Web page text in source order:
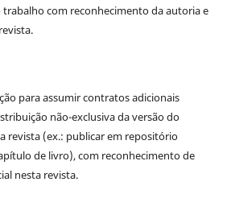
com reconhecimento da autoria e
para assumir contratos adicionais
não-exclusiva da versão do
revista (ex.: publicar em repositório
de livro), com reconhecimento de
nesta revista.